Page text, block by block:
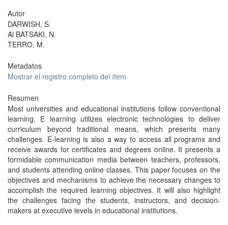
Autor
DARWISH, S.
Al BATSAKI, N.
TERRO, M.
Metadatos
Mostrar el registro completo del ítem
Resumen
Most universities and educational institutions follow conventional
learning. E learning utilizes electronic technologies to deliver
curriculum beyond traditional means, which presents many
challenges. E-learning is also a way to access all programs and
receive awards for certificates and degrees online. It presents a
formidable communication media between teachers, professors,
and students attending online classes. This paper focuses on the
objectives and mechanisms to achieve the necessary changes to
accomplish the required learning objectives. It will also highlight
the challenges facing the students, instructors, and decision-
makers at executive levels in educational institutions.